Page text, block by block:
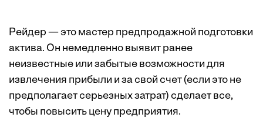
Рейдер — это мастер предпродажной подготовки
актива. Он немедленно выявит ранее
неизвестные или забытые возможности для
извлечения прибыли и за свой счет (если это не
предполагает серьезных затрат) сделает все,
чтобы повысить цену предприятия.